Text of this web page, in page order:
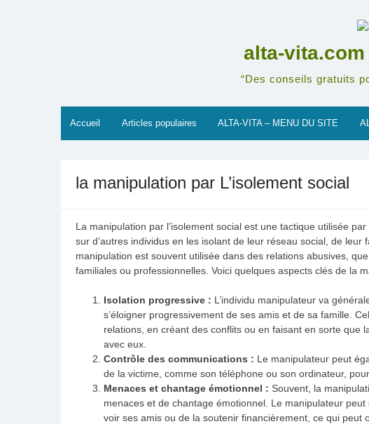
alta-vita.com
“Des conseils gratuits
Accueil Articles populaires ALTA-VITA – MENU DU SITE
la manipulation par L’isolement social
La manipulation par l’isolement social est une tactique utilisée
sur d’autres individus en les isolant de leur réseau social, de
manipulation est souvent utilisée dans des relations abusives,
familiales ou professionnelles. Voici quelques aspects clés de la
Isolation progressive : L’individu manipulateur va
s’éloigner progressivement de ses amis et de sa famille.
relations, en créant des conflits ou en faisant en sorte que
avec eux.
Contrôle des communications : Le manipulateur peut
de la victime, comme son téléphone ou son ordinateur,
Menaces et chantage émotionnel : Souvent, la
menaces et de chantage émotionnel. Le manipulateur
voir ses amis ou de la soutenir financièrement, ce qui peut